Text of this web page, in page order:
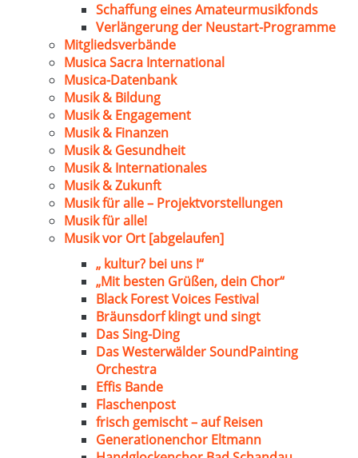
Schaffung eines Amateurmusikfonds
Verlängerung der Neustart-Programme
Mitgliedsverbände
Musica Sacra International
Musica-Datenbank
Musik & Bildung
Musik & Engagement
Musik & Finanzen
Musik & Gesundheit
Musik & Internationales
Musik & Zukunft
Musik für alle – Projektvorstellungen
Musik für alle!
Musik vor Ort [abgelaufen]
„ kultur? bei uns !“
„Mit besten Grüßen, dein Chor“
Black Forest Voices Festival
Bräunsdorf klingt und singt
Das Sing-Ding
Das Westerwälder SoundPainting
Orchestra
Effis Bande
Flaschenpost
frisch gemischt – auf Reisen
Generationenchor Eltmann